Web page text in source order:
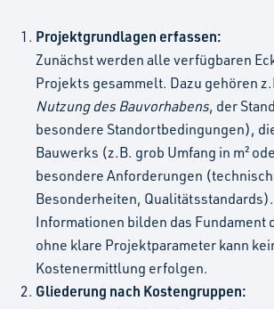
Projektgrundlagen erfassen:
Zunächst werden alle verfügbaren
Projekts gesammelt. Dazu gehören
Nutzung des Bauvorhabens, der
besondere Standortbedingungen),
Bauwerks (z.B. grob Umfang in m²
besondere Anforderungen
Besonderheiten,
Informationen bilden das Fundament
ohne klare Projektparameter kann
Kostenermittlung erfolgen.
Gliederung nach Kostengruppen: